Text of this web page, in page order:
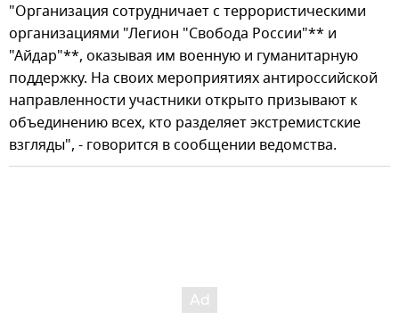
"Организация сотрудничает с террористическими
организациями "Легион "Свобода России"** и
"Айдар"**, оказывая им военную и гуманитарную
поддержку. На своих мероприятиях антироссийской
направленности участники открыто призывают к
объединению всех, кто разделяет экстремистские
взгляды", - говорится в сообщении ведомства.